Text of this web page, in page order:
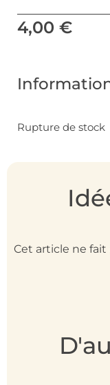
4,00 €
Rupture de stock
Cet article ne